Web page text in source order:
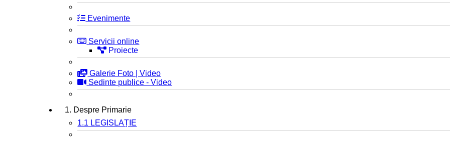
Evenimente
Servicii online
Proiecte
Galerie Foto | Video
Sedinte publice - Video
1. Despre Primarie
1.1 LEGISLAȚIE